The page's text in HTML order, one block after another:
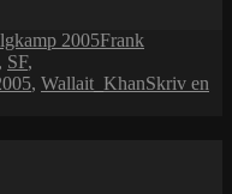
2005Tags
Frank
, SF,
, Wallait_KhanSkriv en